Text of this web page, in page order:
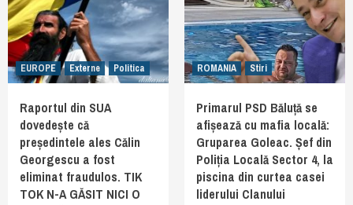
EUROPE Externe Politica
Raportul din SUA
dovedește că
președintele ales Călin
Georgescu a fost
eliminat fraudulos. TIK
TOK N-A GĂSIT NICI O
ROMANIA Stiri
Primarul PSD Băluță se
afișează cu mafia locală:
Gruparea Goleac. Șef din
Poliția Locală Sector 4, la
piscina din curtea casei
liderului Clanului